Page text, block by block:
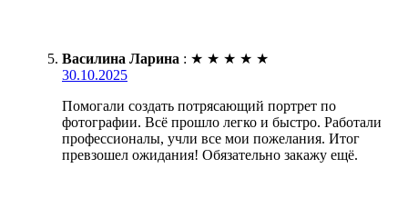
Василина Ларина : ★ ★ ★ ★ ★
30.10.2025
Помогали создать потрясающий портрет по
фотографии. Всё прошло легко и быстро. Работали
профессионалы, учли все мои пожелания. Итог
превзошел ожидания! Обязательно закажу ещё.